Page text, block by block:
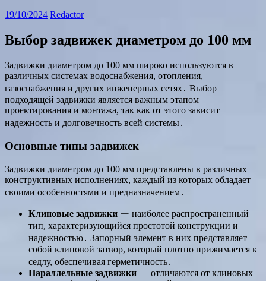
19/10/2024 Redactor
Выбор задвижек диаметром до 100 мм
Задвижки диаметром до 100 мм широко используются в
различных системах водоснабжения, отопления,
газоснабжения и других инженерных сетях․ Выбор
подходящей задвижки является важным этапом
проектирования и монтажа, так как от этого зависит
надежность и долговечность всей системы․
Основные типы задвижек
Задвижки диаметром до 100 мм представлены в различных
конструктивных исполнениях, каждый из которых обладает
своими особенностями и предназначением․
Клиновые задвижки ー наиболее распространенный
тип, характеризующийся простотой конструкции и
надежностью․ Запорный элемент в них представляет
собой клиновой затвор, который плотно прижимается к
седлу, обеспечивая герметичность․
Параллельные задвижки — отличаются от клиновых